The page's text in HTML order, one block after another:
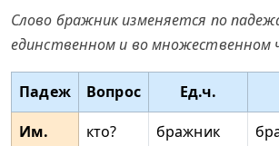
Слово бражник изменяется по
единственном и во множественном
Падеж Вопрос Ед.ч.
Им.
кто? бражник